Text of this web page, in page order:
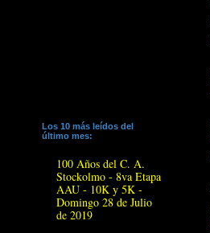
Los 10 más leídos del
último mes:
100 Años del C. A.
Stockolmo - 8va Etapa
AAU - 10K y 5K -
Domingo 28 de Julio
de 2019